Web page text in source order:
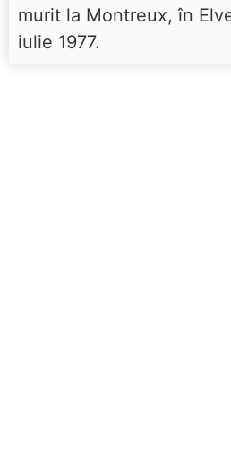
murit la Montreux, în
iulie 1977.